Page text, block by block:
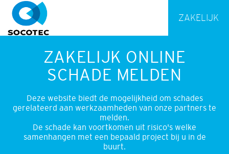
ZAKELIJK
ZAKELIJK ONLINE
SCHADE MELDEN
Deze website biedt de mogelijkheid om schades
gerelateerd aan werkzaamheden van onze partners te
melden.
De schade kan voortkomen uit risico's welke
samenhangen met een bepaald project bij u in de
buurt.